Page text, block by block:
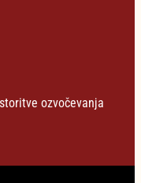
ozvočevanja